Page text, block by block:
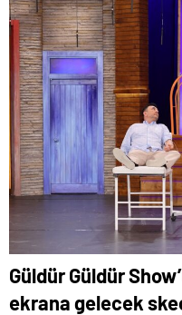
Güldür Güldür
ekrana gelecek